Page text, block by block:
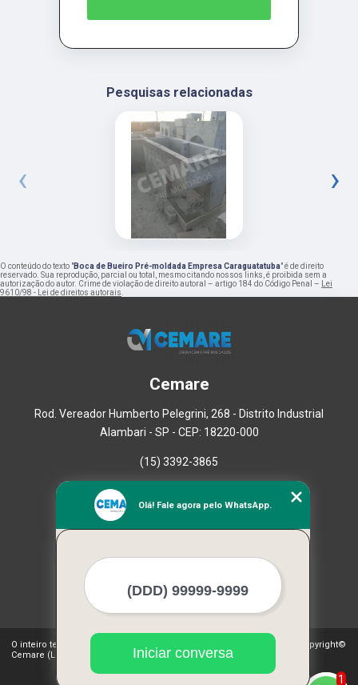
Pesquisas relacionadas
‹ ›
O conteúdo do texto "Boca de Bueiro Pré-moldada Empresa Caraguatatuba" é de direito
reservado. Sua reprodução, parcial ou total, mesmo citando nossos links, é proibida sem a
autorização do autor. Crime de violação de direito autoral – artigo 184 do Código Penal –
Lei
9610/98 - Lei de direitos autorais
Cemare
Rod. Vereador Humberto Pelegrini, 268 - Distrito Industrial
Alambari - SP - CEP: 18220-000
(15) 3392-3865
Empresa
Missão
Mapa do site
Mais Serviços
O inteiro teor deste site está sujeito à proteção de direitos autorais. Copyright©
Cemare (Lei 9610 de 19/02/1998)
1
Olá! Fale agora pelo WhatsApp.
Iniciar conversa